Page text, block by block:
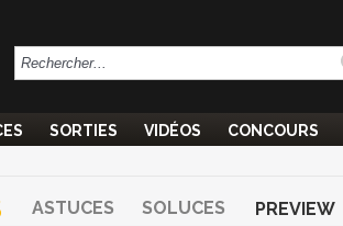
SORTIES VIDÉOS CONCOURS
ASTUCES SOLUCES PREVIEW